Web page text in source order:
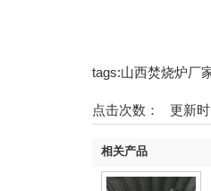
tags:山西焚烧炉厂
点击次数： 更新
相关产品